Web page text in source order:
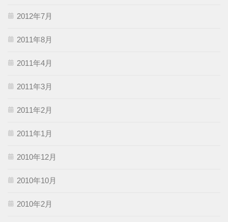
2012年7月
2011年8月
2011年4月
2011年3月
2011年2月
2011年1月
2010年12月
2010年10月
2010年2月